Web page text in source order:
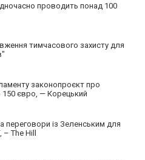
проводить понад 100
тимчасового захисту для
законопроєкт про
150 євро, — Корецький
переговори із Зеленським для
– The Hill